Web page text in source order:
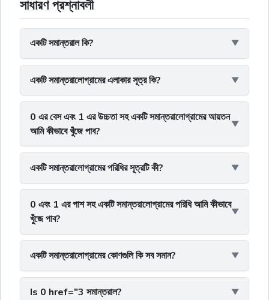
সাধারণ প্রশ্নাবলী
একটি সমান্তরাল কি?
একটি সমান্তরালোগ্রামের এলাকার সূত্র কি?
0 এর বেস এবং 1 এর উচ্চতা সহ একটি সমান্তরালোগ্রামের আয়তন
আমি কীভাবে খুঁজে পাব?
একটি সমান্তরালোগ্রামের পরিধির সূত্রটি কী?
0 এবং 1 এর পাশ সহ একটি সমান্তরালোগ্রামের পরিধি আমি কীভাবে
খুঁজে পাব?
একটি সমান্তরালোগ্রামের কোণগুলি কি সব সমান?
Is 0 href="3 সমান্তরাল?